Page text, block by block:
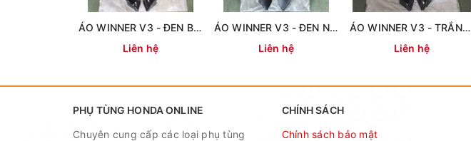
ÁO WINNER V3 - ĐEN BÓNG ( 14 MÓN)
Liên hệ
ÁO WINNER V3 - ĐEN NHÁM (14 MÓN)
Liên hệ
ÁO WINNER V3 - TRẮNG (14 MÓN)
Liên hệ
PHỤ TÙNG HONDA ONLINE
Chuyên cung cấp các loại phụ tùng
CHÍNH SÁCH
Chính sách bảo mật